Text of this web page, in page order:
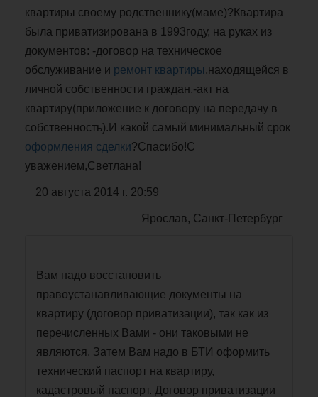
квартиры своему родственнику(маме)?Квартира
была приватизирована в 1993году, на руках из
документов: -договор на техническое
обслуживание и ремонт квартиры ,находящейся в
личной собственности граждан,-акт на
квартиру(приложение к договору на передачу в
собственность).И какой самый минимальный срок
оформления сделки?Спасибо!С
уважением,Светлана!
20 августа 2014 г. 20:59
Ярослав, Санкт-Петербург
Вам надо восстановить
правоустанавливающие документы на
квартиру (договор приватизации), так как из
перечисленных Вами - они таковыми не
являются. Затем Вам надо в БТИ оформить
технический паспорт на квартиру,
кадастровый паспорт. Договор приватизации